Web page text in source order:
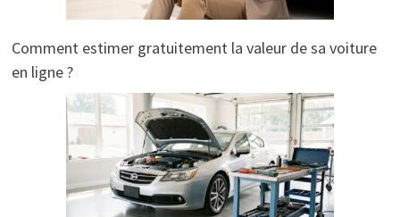
Comment estimer gratuitement la valeur de sa voiture
en ligne ?